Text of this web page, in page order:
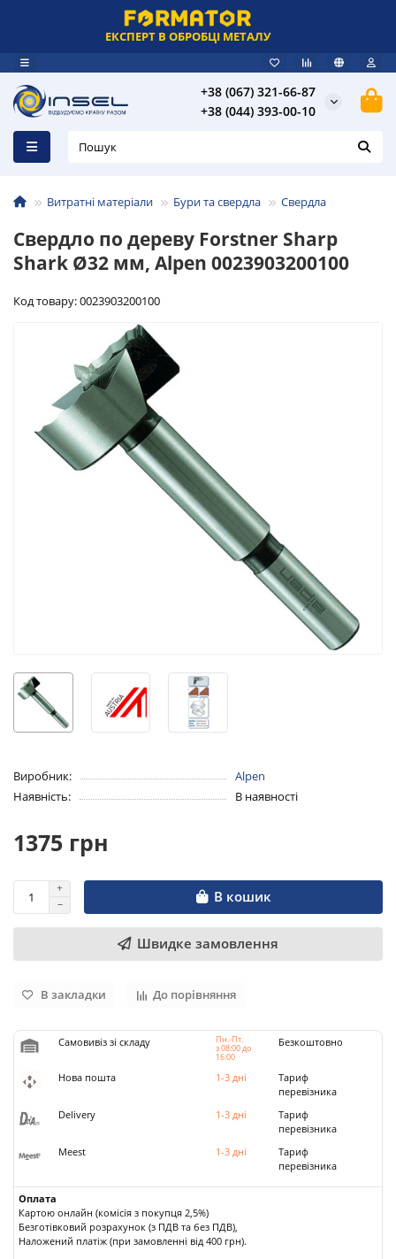
ЕКСПЕРТ В ОБРОБЦІ МЕТАЛУ
+38 (067) 321-66-87
+38 (044) 393-00-10
Витратні матеріали Бури та свердла Свердла
Свердло по дереву Forstner Sharp
Shark Ø32 мм, Alpen 0023903200100
Код товару: 0023903200100
Виробник:
Alpen
Наявність:
В наявності
1375 грн
В кошик
Швидке замовлення
В закладки До порівняння
Самовивіз зі складу Пн.-Пт.
з 08:00 до
16:00
Безкоштовно
Нова пошта 1-3 дні
Тариф
перевізника
Delivery
1-3 дні
Тариф
перевізника
Meest
1-3 дні
Тариф
перевізника
Оплата
Картою онлайн (комісія з покупця 2,5%)
Безготівковий розрахунок (з ПДВ та без ПДВ),
Наложений платіж (при замовленні від 400 грн).